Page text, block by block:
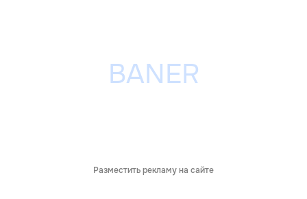
Разместить рекламу на сайте